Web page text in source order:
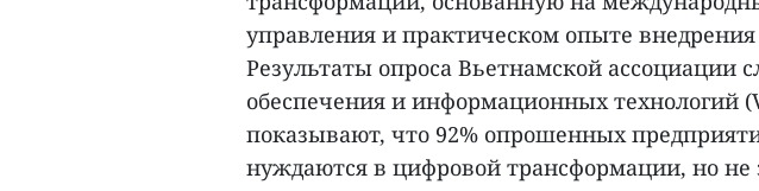
управления и практическом опыте внедрения
Результаты опроса Вьетнамской ассоциации
обеспечения и информационных технологий
показывают, что 92% опрошенных
нуждаются в цифровой трансформации, но не